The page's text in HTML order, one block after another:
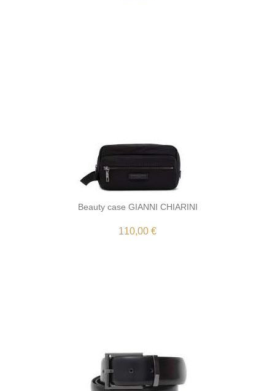
Beauty case GIANNI CHIARINI
110,00 €